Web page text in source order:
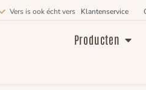
Vers is ook écht vers Klantenservice
Producten